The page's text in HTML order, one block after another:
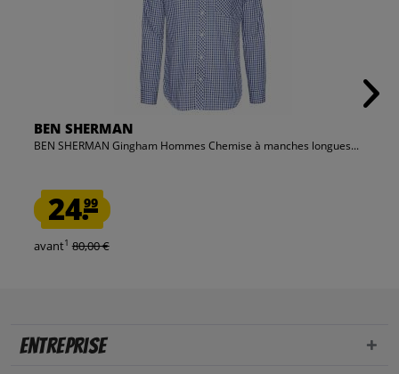
BEN SHERMAN
BEN SHERMAN Gingham Hommes Chemise à manches longues...
24.99
avant1 80,00 €
Entreprise